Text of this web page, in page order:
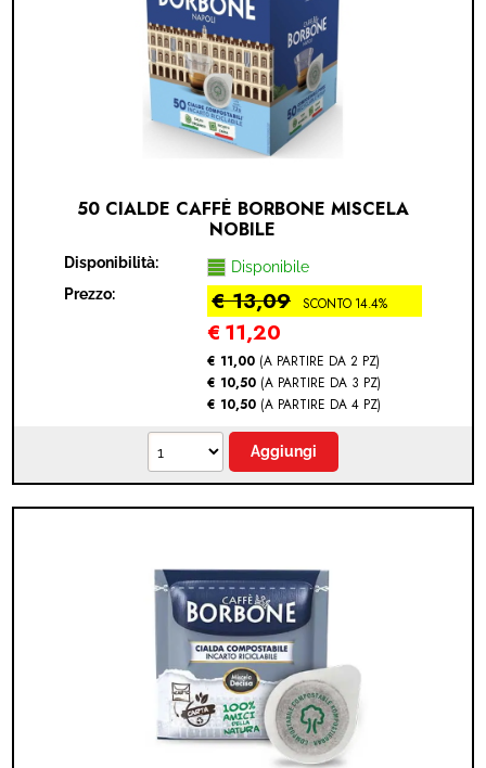
50 CIALDE CAFFÈ BORBONE MISCELA
NOBILE
Disponibilità:
Disponibile
Prezzo:
€ 13,09 SCONTO 14.4%
€ 11,20
€ 11,00 (A PARTIRE DA 2 PZ)
€ 10,50 (A PARTIRE DA 3 PZ)
€ 10,50 (A PARTIRE DA 4 PZ)